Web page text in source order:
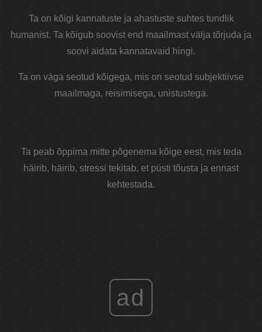
Ta on kõigi kannatuste ja ahastuste suhtes tundlik
humanist. Ta kõigub soovist end maailmast välja tõrjuda ja
soovi aidata kannatavaid hingi.
Ta on väga seotud kõigega, mis on seotud subjektiivse
maailmaga, reisimisega, unistustega.
Ta peab õppima mitte põgenema kõige eest, mis teda
häirib, häirib, stressi tekitab, et püsti tõusta ja ennast
kehtestada.
ad